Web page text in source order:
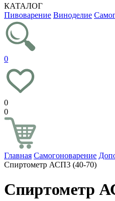
КАТАЛОГ
Пивоварение Виноделие
0
0
0
Главная Самогоноварение
Спиртометр АСП3 (40-70)
Спиртометр